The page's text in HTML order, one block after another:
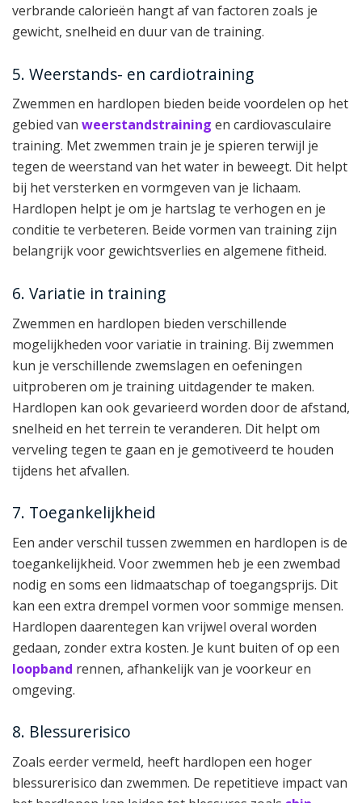
verbrande calorieën hangt af van factoren zoals je
gewicht, snelheid en duur van de training.
5. Weerstands- en cardiotraining
Zwemmen en hardlopen bieden beide voordelen op het
gebied van weerstandstraining en cardiovasculaire
training. Met zwemmen train je je spieren terwijl je
tegen de weerstand van het water in beweegt. Dit helpt
bij het versterken en vormgeven van je lichaam.
Hardlopen helpt je om je hartslag te verhogen en je
conditie te verbeteren. Beide vormen van training zijn
belangrijk voor gewichtsverlies en algemene fitheid.
6. Variatie in training
Zwemmen en hardlopen bieden verschillende
mogelijkheden voor variatie in training. Bij zwemmen
kun je verschillende zwemslagen en oefeningen
uitproberen om je training uitdagender te maken.
Hardlopen kan ook gevarieerd worden door de afstand,
snelheid en het terrein te veranderen. Dit helpt om
verveling tegen te gaan en je gemotiveerd te houden
tijdens het afvallen.
7. Toegankelijkheid
Een ander verschil tussen zwemmen en hardlopen is de
toegankelijkheid. Voor zwemmen heb je een zwembad
nodig en soms een lidmaatschap of toegangsprijs. Dit
kan een extra drempel vormen voor sommige mensen.
Hardlopen daarentegen kan vrijwel overal worden
gedaan, zonder extra kosten. Je kunt buiten of op een
loopband rennen, afhankelijk van je voorkeur en
omgeving.
8. Blessurerisico
Zoals eerder vermeld, heeft hardlopen een hoger
blessurerisico dan zwemmen. De repetitieve impact van